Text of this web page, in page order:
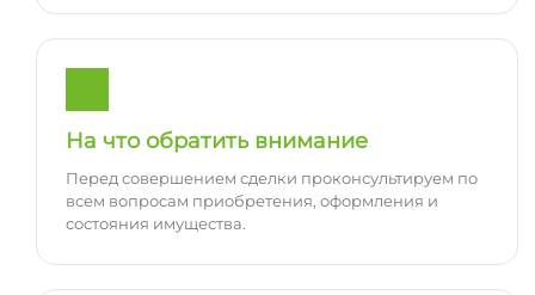
На что обратить внимание
Перед совершением сделки проконсультируем по
всем вопросам приобретения, оформления и
состояния имущества.